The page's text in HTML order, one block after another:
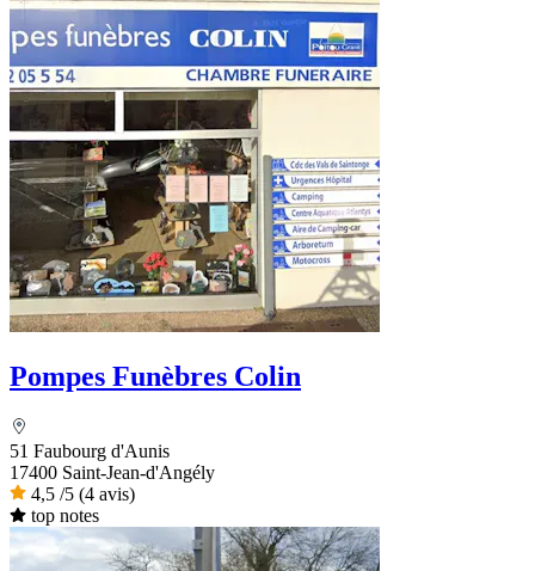
Pompes Funèbres Colin
51 Faubourg d'Aunis
17400 Saint-Jean-d'Angély
4,5 /5 (4 avis)
top notes